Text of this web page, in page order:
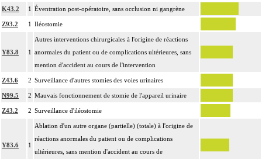
K43.2 1 Éventration post-opératoire, sans occlusion ni gangrène
Z93.2 1 Iléostomie
Y83.8 1
Autres interventions chirurgicales à l'origine de réactions
anormales du patient ou de complications ultérieures, sans
mention d'accident au cours de l'intervention
Z43.6 2 Surveillance d'autres stomies des voies urinaires
N99.5 2 Mauvais fonctionnement de stomie de l'appareil urinaire
Z43.2 2 Surveillance d'iléostomie
Y83.6 1
Ablation d'un autre organe (partielle) (totale) à l'origine de
réactions anormales du patient ou de complications
ultérieures, sans mention d'accident au cours de